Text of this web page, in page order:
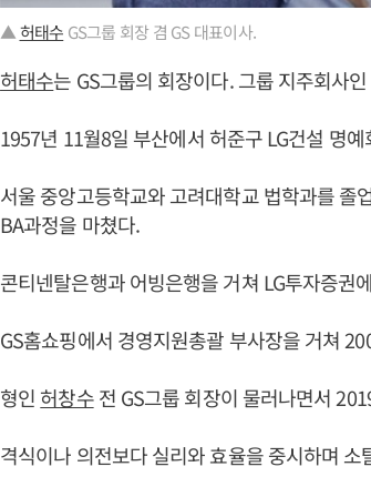
▲허태수 GS그룹 회장 겸 GS 대표이사.
허태수는 GS그룹의 회장이다. 그룹 지주회사
1957년 11월8일 부산에서 허준구 LG건설 명
서울 중앙고등학교와 고려대학교 법학과를 졸
BA과정을 마쳤다.
콘티넨탈은행과 어빙은행을 거쳐 LG투자증권
GS홈쇼핑에서 경영지원총괄 부사장을 거쳐
형인 허창수전 GS그룹 회장이 물러나면서
격식이나 의전보다 실리와 효율을 중시하며 소